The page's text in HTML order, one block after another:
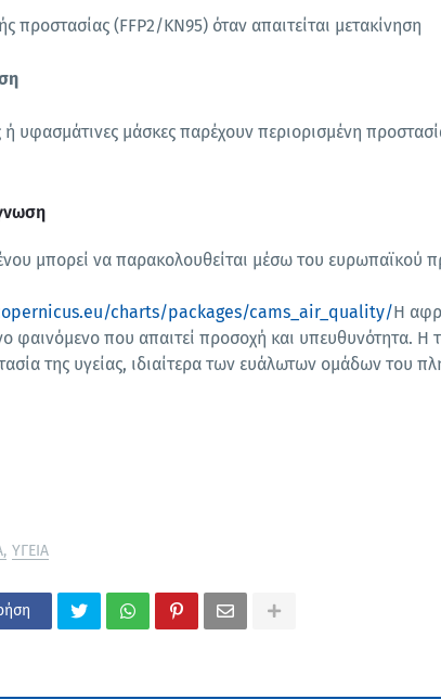
προστασίας (FFP2/KN95) όταν απαιτείται μετακίνηση
ή υφασμάτινες μάσκες παρέχουν περιορισμένη
μπορεί να παρακολουθείται μέσω του ευρωπαϊκού
charts/packages/cams_air_quality/Η
φαινόμενο που απαιτεί προσοχή και υπευθυνότητα. Η
της υγείας, ιδιαίτερα των ευάλωτων ομάδων του
ΥΓΕΙΑ